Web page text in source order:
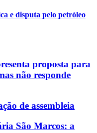
e disputa pelo petróleo
proposta para
não responde
de assembleia
São Marcos: a